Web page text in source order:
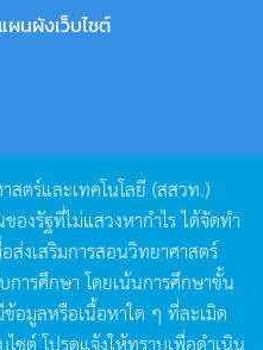
แผนผังเว็บไซต์
ตร์และเทคโนโลยี (สสวท.)
องรัฐที่ไม่แสวงหากำไรได้จัดทำ
ส่งเสริมการสอนวิทยาศาสตร์
การศึกษา โดยเน้นการศึกษาขั้น
อมูลหรือเนื้อหาใด ๆ ที่ละเมิด
ไซต์โปรดแจ้งให้ทราบเพื่อดำเนิน